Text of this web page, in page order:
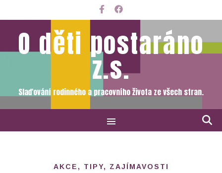
O děti postaráno
z.s.
Slaďování rodinného a pracovního života ze všech stran.
AKCE, TIPY, ZAJÍMAVOSTI